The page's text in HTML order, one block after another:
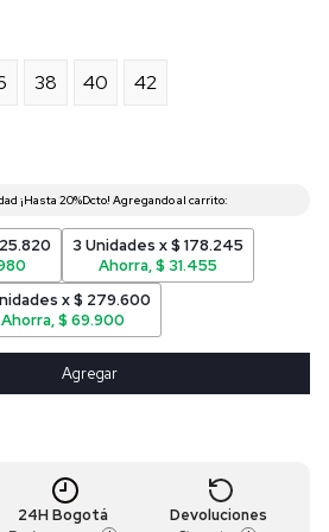
38 40 42
3 Unidades x $ 178.245
Ahorra, $ 31.455
x $ 279.600
Ahorra, $ 69.900
Agregar
24H Bogotá Devoluciones